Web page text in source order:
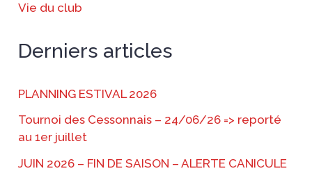
Vie du club
Derniers articles
PLANNING ESTIVAL 2026
Tournoi des Cessonnais – 24/06/26 => reporté
au 1er juillet
JUIN 2026 – FIN DE SAISON – ALERTE CANICULE